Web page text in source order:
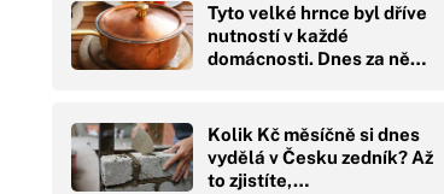
Tyto velké hrnce byl dříve
nutností v každé
domácnosti. Dnes za ně…
Kolik Kč měsíčně si dnes
vydělá v Česku zedník? Až
to zjistíte,…